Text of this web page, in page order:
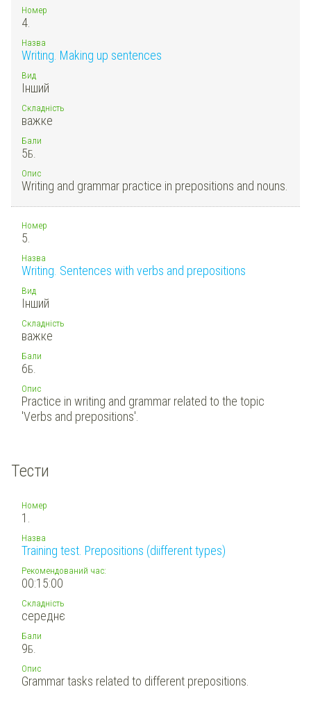
Номер
4.
Назва
Writing. Making up sentences
Вид
Інший
Складність
важке
Бали
5Б.
Опис
Writing and grammar practice in prepositions and nouns.
Номер
5.
Назва
Writing. Sentences with verbs and prepositions
Вид
Інший
Складність
важке
Бали
6Б.
Опис
Practice in writing and grammar related to the topic
'Verbs and prepositions'.
Тести
Номер
1.
Назва
Training test. Prepositions (diifferent types)
Рекомендований час:
00:15:00
Складність
середнє
Бали
9Б.
Опис
Grammar tasks related to different prepositions.